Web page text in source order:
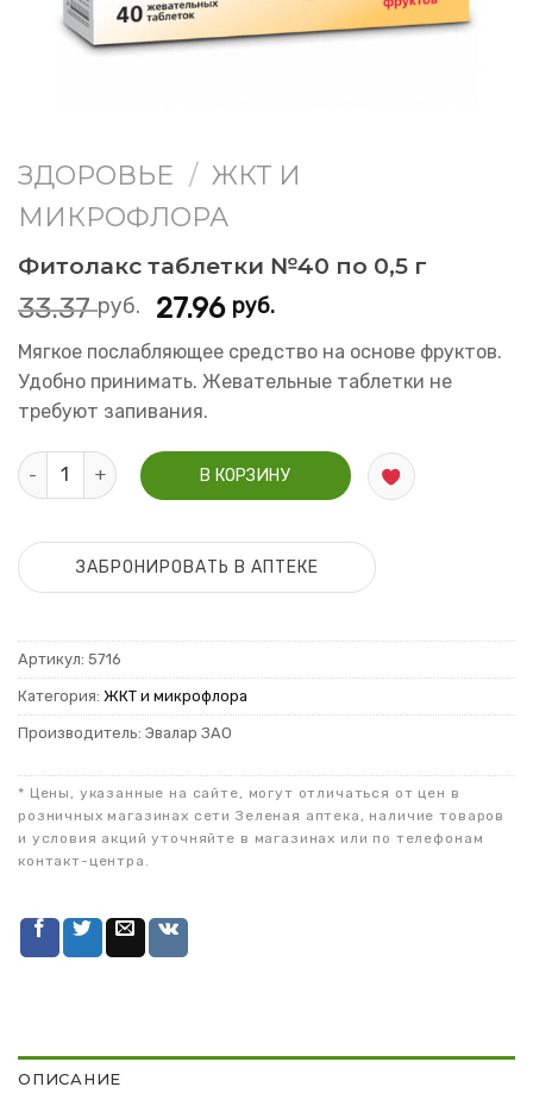
ЗДОРОВЬЕ / ЖКТ И
МИКРОФЛОРА
Фитолакс таблетки №40 по 0,5 г
33.37руб. 27.96 руб.
Мягкое послабляющее средство на основе фруктов.
Удобно принимать. Жевательные таблетки не
требуют запивания.
Количество Фитолакс таблетки №40 по 0,5 г
В КОРЗИНУ
ЗАБРОНИРОВАТЬ В АПТЕКЕ
Артикул: 5716
Категория: ЖКТ и микрофлора
Производитель: Эвалар ЗАО
* Цены, указанные на сайте, могут отличаться от цен в
розничных магазинах сети Зеленая аптека, наличие товаров
и условия акций уточняйте в магазинах или по телефонам
контакт-центра.
ОПИСАНИЕ